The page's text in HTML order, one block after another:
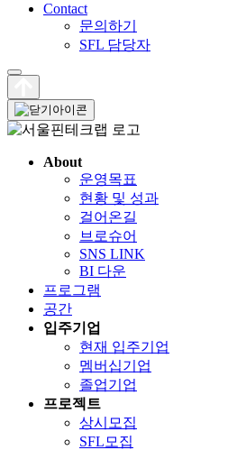
Contact
문의하기
SFL 담당자
About
운영목표
현황 및 성과
걸어온길
브로슈어
SNS LINK
BI 다운
프로그램
공간
입주기업
현재 입주기업
멤버십기업
졸업기업
프로젝트
상시모집
SFL모집